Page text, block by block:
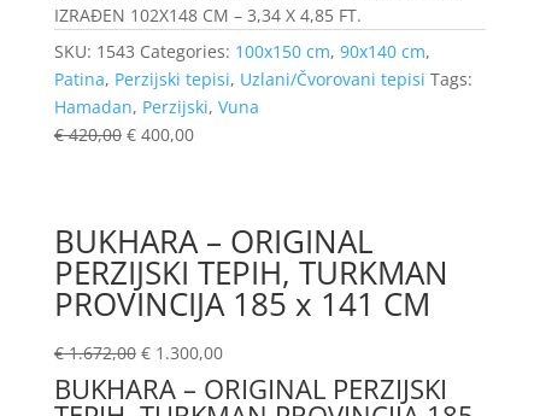
IZRAĐEN 102X148 CM – 3,34 X 4,85 FT.
SKU: 1543 Categories: 100x150 cm, 90x140 cm,
Patina, Perzijski tepisi, Uzlani/Čvorovani tepisi Tags:
Hamadan, Perzijski, Vuna
€420,00 €400,00
BUKHARA – ORIGINAL
PERZIJSKI TEPIH, TURKMAN
PROVINCIJA 185 x 141 CM
€1.672,00 €1.300,00
BUKHARA – ORIGINAL PERZIJSKI